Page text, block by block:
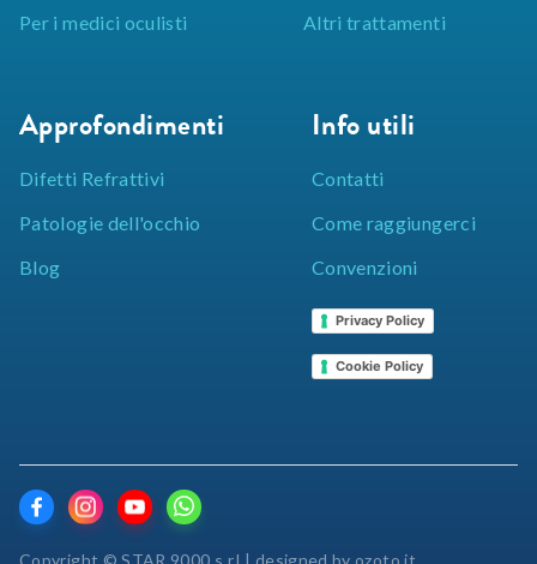
Per i medici oculisti
Altri trattamenti
Approfondimenti
Difetti Refrattivi
Patologie dell'occhio
Blog
Info utili
Contatti
Come raggiungerci
Convenzioni
Privacy Policy
Cookie Policy